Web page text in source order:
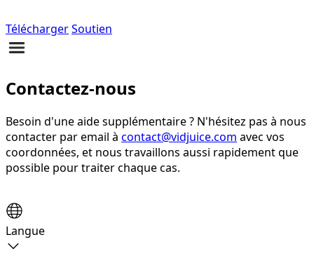
TéléchargerSoutien
Contactez-nous
Besoin d'une aide supplémentaire ? N'hésitez pas à nous
contacter par email à contact@vidjuice.com avec vos
coordonnées, et nous travaillons aussi rapidement que
possible pour traiter chaque cas.
Langue